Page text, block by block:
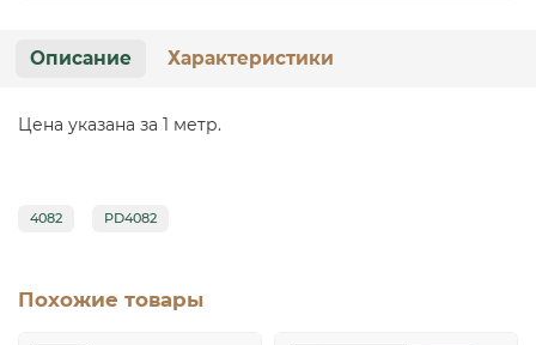
Описание Характеристики
Цена указана за 1 метр.
4082 PD4082
Похожие товары